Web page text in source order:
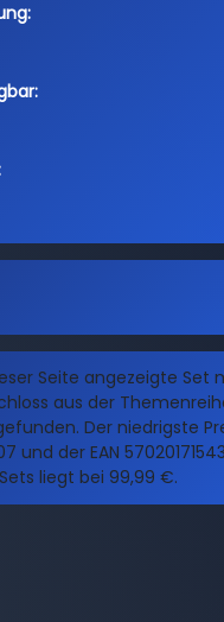
Seite angezeigte Set
aus der
Der niedrigste
und der EAN
liegt bei 99,99 €.